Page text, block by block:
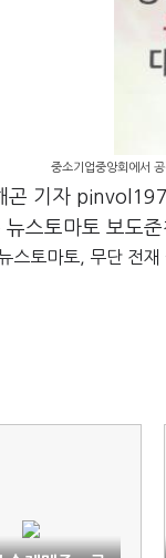
중소기업중앙회에서
곤 기자
뉴스토마토 보도
스토마토, 무단 전재